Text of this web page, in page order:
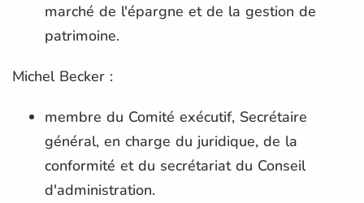
marché de l'épargne et de la gestion de
patrimoine.
Michel Becker :
membre du Comité exécutif, Secrétaire
général, en charge du juridique, de la
conformité et du secrétariat du Conseil
d'administration.